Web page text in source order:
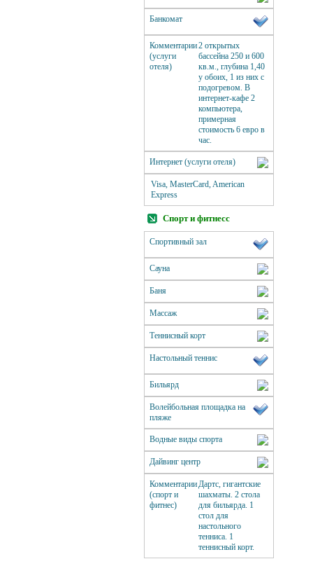
Банкомат
Комментарии
(услуги
отеля)
2 открытых
бассейна 250 и 600
кв.м., глубина 1,40
у обоих, 1 из них с
подогревом. В
интернет-кафе 2
компьютера,
примерная
стоимость 6 евро в
час.
Интернет (услуги отеля)
Visa, MasterCard, American
Express
Спорт и фитнесс
Спортивный зал
Сауна
Баня
Массаж
Теннисный корт
Настольный теннис
Бильярд
Волейбольная площадка на
пляже
Водные виды спорта
Дайвинг центр
Комментарии
(спорт и
фитнес)
Дартс, гигантские
шахматы. 2 стола
для бильярда. 1
стол для
настольного
тенниса. 1
теннисный корт.